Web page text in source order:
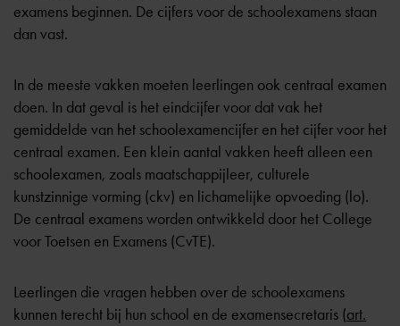
examens beginnen. De cijfers voor de schoolexamens staan
dan vast.
In de meeste vakken moeten leerlingen ook centraal examen
doen. In dat geval is het eindcijfer voor dat vak het
gemiddelde van het schoolexamencijfer en het cijfer voor het
centraal examen. Een klein aantal vakken heeft alleen een
schoolexamen, zoals maatschappijleer, culturele
kunstzinnige vorming (ckv) en lichamelijke opvoeding (lo).
De centraal examens worden ontwikkeld door het College
voor Toetsen en Examens (CvTE).
Leerlingen die vragen hebben over de schoolexamens
kunnen terecht bij hun school en de examensecretaris (art.